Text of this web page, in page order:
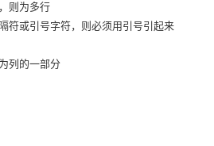
则为多行
符或引号字符，则必须用引号引起来
列的一部分